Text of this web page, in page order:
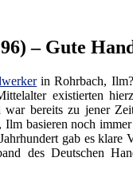
– Gute
in Rohrbach,
existierten
bereits zu jener
basieren noch
gab es
des Deutschen